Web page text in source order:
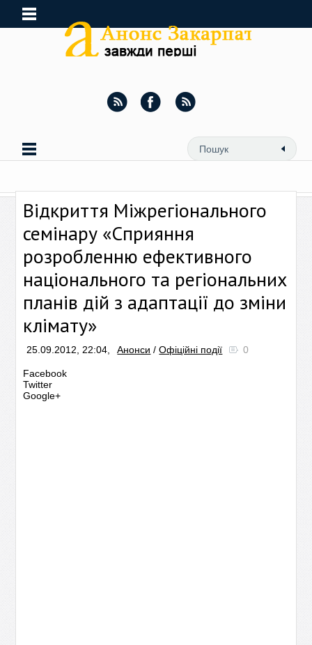
Відкриття Міжрегіонального
семінару «Сприяння
розробленню ефективного
національного та регіональних
планів дій з адаптації до зміни
клімату»
25.09.2012, 22:04, Анонси /Офіційні події 0
Facebook
Twitter
Google+